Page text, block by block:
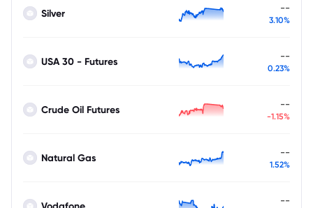
Silver --
3.10%
USA 30 - Futures --
0.23%
Crude Oil Futures --
-1.15%
Natural Gas --
1.52%
--